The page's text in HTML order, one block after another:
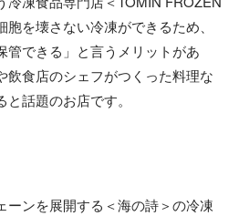
を壊さない冷凍ができるため、
管できる」と言うメリットがあ
飲食店のシェフがつくった料理な
話題のお店です。
ーンを展開する＜海の詩＞の冷凍